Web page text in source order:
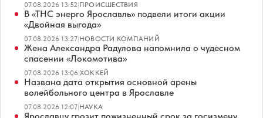
07.08.2026 13:52|ПРОИСШЕСТВИЯ
В «ТНС энерго Ярославль» подвели итоги акции
«Двойная выгода»
07.08.2026 13:27|НОВОСТИ КОМПАНИЙ
Жена Александра Радулова напомнила о чудесном
спасении «Локомотива»
07.08.2026 13:06|ХОККЕЙ
Названа дата открытия основной арены
волейбольного центра в Ярославле
07.08.2026 12:07|НАУКА